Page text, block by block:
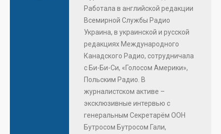
Работала в английской редакции
Всемирной Службы Радио
Украина, в украинской и русской
редакциях Международного
Канадского Радио, сотрудничала
с Би-Би-Си, «Голосом Америки»,
Польским Радио. В
журналистском активе –
эксклюзивные интервью с
генеральным Секретарём ООН
Бутросом Бутросом Гали,